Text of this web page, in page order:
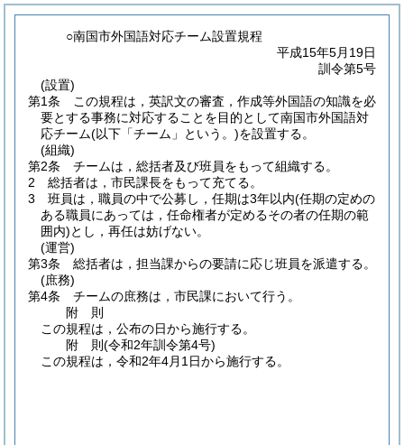
○南国市外国語対応チーム設置規程
平成15年5月19日
訓令第5号
(設置)
第1条
この規程は，英訳文の審査，作成等外国語の知識を必
要とする事務に対応することを目的として南国市外国語対
応チーム(以下「チーム」という。)を設置する。
(組織)
第2条
チームは，総括者及び班員をもって組織する。
2
総括者は，市民課長をもって充てる。
3
班員は，職員の中で公募し，任期は3年以内(任期の定めの
ある職員にあっては，任命権者が定めるその者の任期の範
囲内)とし，再任は妨げない。
(運営)
第3条
総括者は，担当課からの要請に応じ班員を派遣する。
(庶務)
第4条
チームの庶務は，市民課において行う。
附 則
この規程は，公布の日から施行する。
附 則(令和2年訓令第4号)
この規程は，令和2年4月1日から施行する。